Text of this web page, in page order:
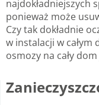
najdokładniejszych
ponieważ może
Czy tak dokładnie
w instalacji w całym
osmozy na cały